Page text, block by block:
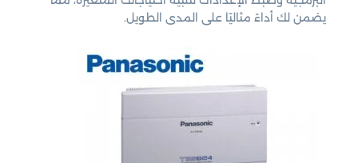
يضمن لك أداءً مثاليًا على المدى الطويل.